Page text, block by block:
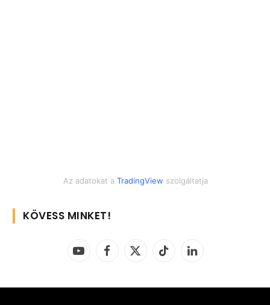
Az adatokat a TradingView szolgáltatja
KÖVESS MINKET!
YouTubeFacebook
X
TikTok LinkedIn